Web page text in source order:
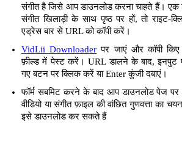
संगीत है जिसे आप डाउनलोड करना चाहते हैं। एक
संगीत खिलाड़ी के साथ पृष्ठ पर हों, तो राइट-
एड्रेस बार से URL को कॉपी करें।
VidLii Downloader पर जाएं और कॉपी
फ़ील्ड में पेस्ट करें। URL डालने के बाद, इनपुट
गए बटन पर क्लिक करें या Enter कुंजी दबाएं।
फॉर्म सबमिट करने के बाद आप डाउनलोड पेज
वीडियो या संगीत फ़ाइल की वांछित गुणवत्ता
इसे डाउनलोड कर सकते हैं